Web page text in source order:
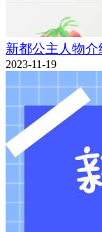
新都公主人物
2023-11-19